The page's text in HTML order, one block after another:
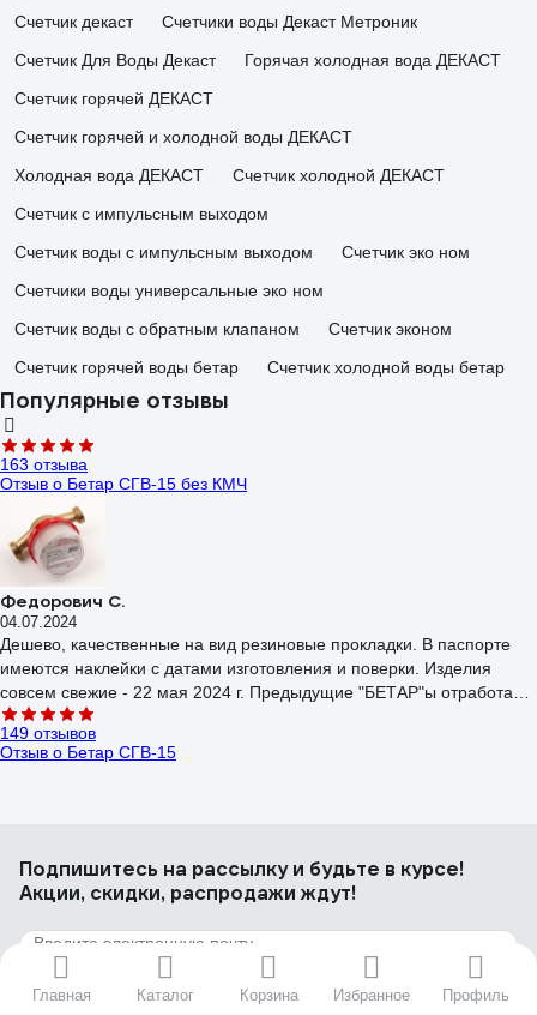
Главная Каталог Корзина Избранное Профиль
Счетчик декаст
Счетчики воды Декаст Метроник
Счетчик Для Воды Декаст
Горячая холодная вода ДЕКАСТ
Счетчик горячей ДЕКАСТ
Счетчик горячей и холодной воды ДЕКАСТ
Холодная вода ДЕКАСТ
Счетчик холодной ДЕКАСТ
Счетчик с импульсным выходом
Счетчик воды с импульсным выходом
Счетчик эко ном
Счетчики воды универсальные эко ном
Счетчик воды с обратным клапаном
Счетчик эконом
Счетчик горячей воды бетар
Счетчик холодной воды бетар
Популярные отзывы
163 отзыва
Отзыв о Бетар СГВ-15 без КМЧ
Федорович С.
04.07.2024
Дешево, качественные на вид резиновые прокладки. В паспорте
имеются наклейки с датами изготовления и поверки. Изделия
совсем свежие - 22 мая 2024 г. Предыдущие "БЕТАР"ы отработали:
первая пара-по шесть лет, вторая пара- по двенадцать лет без
проблем, не считая треснувшей накидной гайки.
149 отзывов
Отзыв о Бетар СГВ-15
Валерий К.
18.01.2022
106 отзывов
Отзыв о Valtec до +90 С, 1,5м3, 1/2", 110 мм
Подпишитесь на рассылкуи будьте в курсе!
Акции, скидки, распродажи ждут!